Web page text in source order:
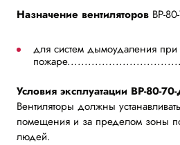
Назначение вентиляторов ВР-
для систем дымоудаления при
Условия эксплуатации ВР-80-
Вентиляторы должны
помещения и за пределом зоны
людей.